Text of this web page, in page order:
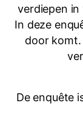
verdiepen in
In deze
door
De enquête